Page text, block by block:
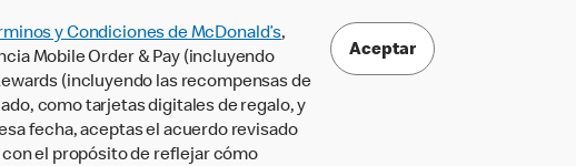
y Condiciones de McDonald’s,
Mobile Order & Pay (incluyendo
(incluyendo las recompensas de
como tarjetas digitales de regalo, y
fecha, aceptas el acuerdo revisado
con el propósito de reflejar cómo
Aceptar